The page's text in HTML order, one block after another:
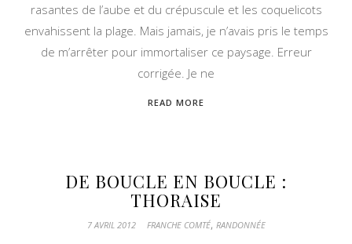
rasantes de l’aube et du crépuscule et les coquelicots
envahissent la plage. Mais jamais, je n’avais pris le temps
de m’arrêter pour immortaliser ce paysage. Erreur
corrigée. Je ne
READ MORE
DE BOUCLE EN BOUCLE :
THORAISE
7 AVRIL 2012 FRANCHE COMTÉ, RANDONNÉE